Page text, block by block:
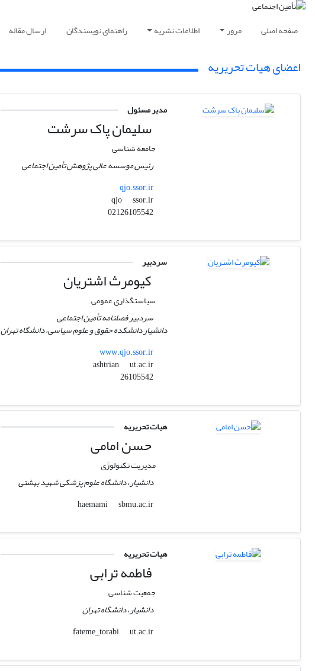
صفحه اصلی مرور اطلاعات نشریه راهنمای نویسندگان ارسال مقاله
اعضای هیات تحریریه
مدیر مسئول
سلیمان پاک سرشت
جامعه شناسی
رئیس موسسه عالی پژوهش تأمین اجتماعی
qjo.ssor.ir
qjo
ssor.ir
02126105542
سردبیر
کیومرث اشتریان
سیاستگذاری عمومی
سردبیر فصلنامه تأمین اجتماعی
دانشیار دانشکده حقوق و علوم سیاسی، دانشگاه تهران
www.qjo.ssor.ir
ashtrian
ut.ac.ir
26105542
هیات تحریریه
حسن امامی
مدیریت تکنولوژی
دانشیار، دانشگاه علوم پزشکی شهید بهشتی
haemami
sbmu.ac.ir
هیات تحریریه
فاطمه ترابی
جمعیت شناسی
دانشیار، دانشگاه تهران
fateme_torabi
ut.ac.ir